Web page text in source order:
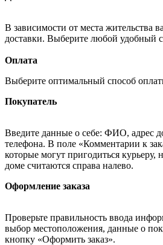
В зависимости от места жительства
доставки. Выберите любой удобный
Оплата
Выберите оптимальный способ
Покупатель
Введите данные о себе: ФИО, адрес
телефона. В поле «Комментарии к
которые могут пригодиться курьеру,
доме считаются справа налево.
Оформление заказа
Проверьте правильность ввода
выбор местоположения, данные о
кнопку «Оформить заказ».